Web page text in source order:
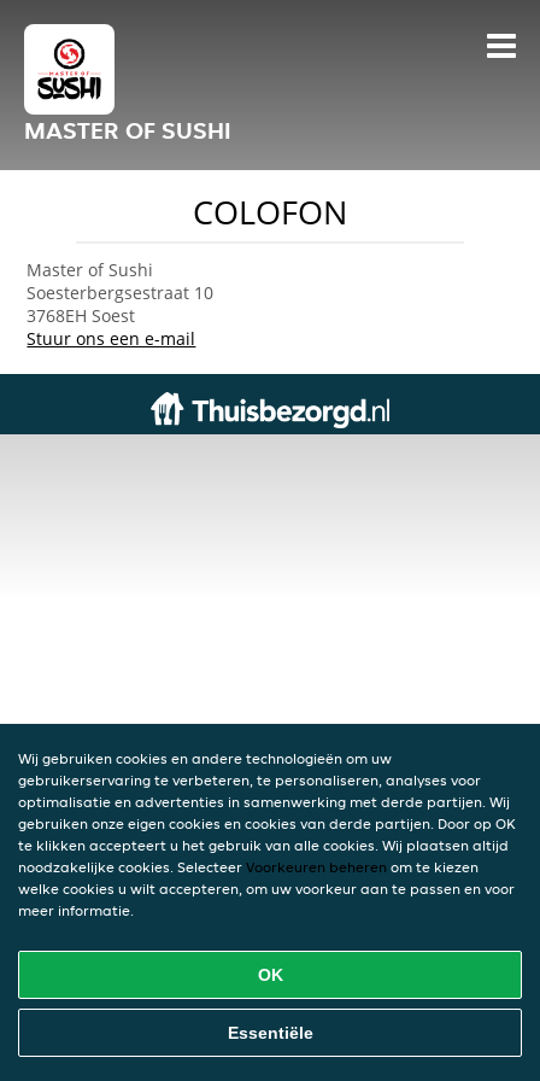
MASTER OF SUSHI
COLOFON
Master of Sushi
Soesterbergsestraat 10
3768EH Soest
Stuur ons een e-mail
Wij gebruiken cookies en andere technologieën om uw
gebruikerservaring te verbeteren, te personaliseren, analyses voor
optimalisatie en advertenties in samenwerking met derde partijen. Wij
gebruiken onze eigen cookies en cookies van derde partijen. Door op OK
te klikken accepteert u het gebruik van alle cookies. Wij plaatsen altijd
noodzakelijke cookies. Selecteer Voorkeuren beheren om te kiezen
welke cookies u wilt accepteren, om uw voorkeur aan te passen en voor
meer informatie.
OK
Essentiële